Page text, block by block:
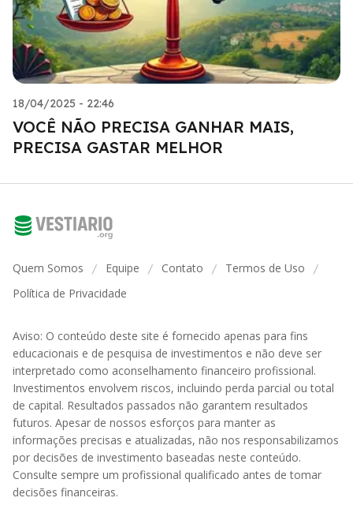
18/04/2025 - 22:46
VOCÊ NÃO PRECISA GANHAR MAIS,
PRECISA GASTAR MELHOR
Quem Somos / Equipe / Contato / Termos de Uso /
Política de Privacidade
Aviso: O conteúdo deste site é fornecido apenas para fins
educacionais e de pesquisa de investimentos e não deve ser
interpretado como aconselhamento financeiro profissional.
Investimentos envolvem riscos, incluindo perda parcial ou total
de capital. Resultados passados não garantem resultados
futuros. Apesar de nossos esforços para manter as
informações precisas e atualizadas, não nos responsabilizamos
por decisões de investimento baseadas neste conteúdo.
Consulte sempre um profissional qualificado antes de tomar
decisões financeiras.